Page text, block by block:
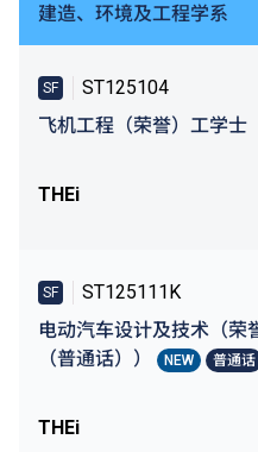
建造、环境及工程学系
SF
ST125104
飞机工程（荣誉）工学士
THEi
SF
ST125111K
电动汽车设计及技术（荣
（普通话））
NEW 普通话
THEi